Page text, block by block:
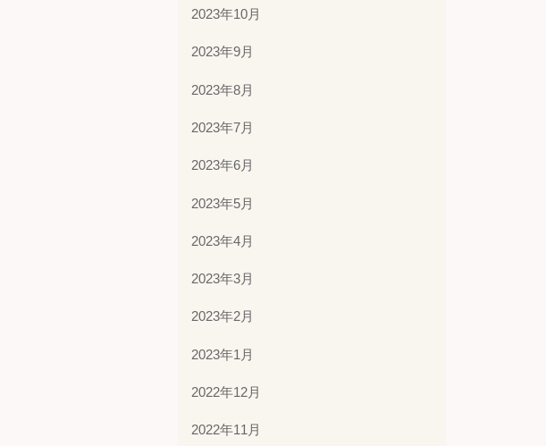
2023年10月
2023年9月
2023年8月
2023年7月
2023年6月
2023年5月
2023年4月
2023年3月
2023年2月
2023年1月
2022年12月
2022年11月